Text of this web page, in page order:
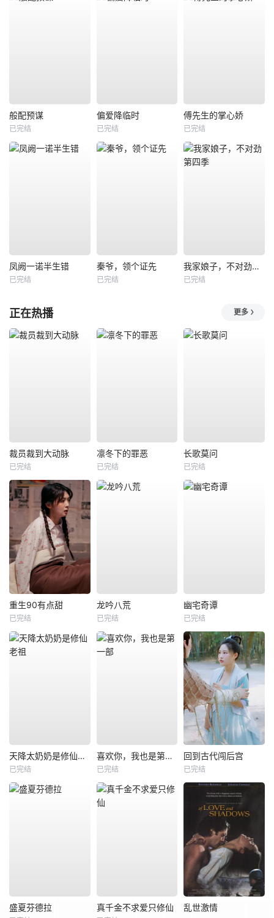
般配预谋
已完结
偏爱降临时
已完结
傅先生的掌心娇
已完结
凤阙一诺半生错
已完结
秦爷，领个证先
已完结
我家娘子，不对劲第四季
已完结
正在热播 更多
裁员裁到大动脉
已完结
凛冬下的罪恶
已完结
长歌莫问
已完结
重生90有点甜
已完结
龙吟八荒
已完结
幽宅奇谭
已完结
天降太奶奶是修仙老祖
已完结
喜欢你，我也是第一部
已完结
回到古代闯后宫
已完结
盛夏芬德拉 真千金不求爱只修仙 乱世激情